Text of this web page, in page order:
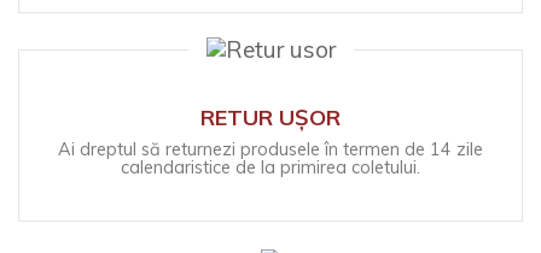
RETUR UȘOR
Ai dreptul să returnezi produsele în termen de 14 zile
calendaristice de la primirea coletului.